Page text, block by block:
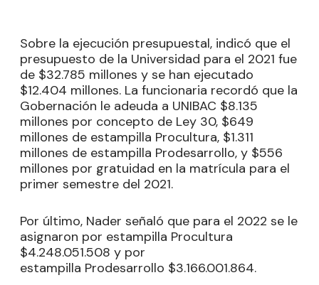
Sobre la ejecución presupuestal, indicó que el
presupuesto de la Universidad para el 2021 fue
de $32.785 millones y se han ejecutado
$12.404 millones. La funcionaria recordó que la
Gobernación le adeuda a UNIBAC $8.135
millones por concepto de Ley 30, $649
millones de estampilla Procultura, $1.311
millones de estampilla Prodesarrollo, y $556
millones por gratuidad en la matrícula para el
primer semestre del 2021.
Por último, Nader señaló que para el 2022 se le
asignaron por estampilla Procultura
$4.248.051.508 y por
estampilla Prodesarrollo $3.166.001.864.